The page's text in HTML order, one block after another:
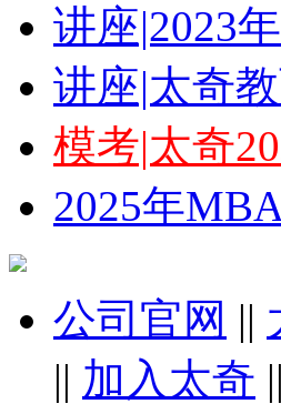
讲座|2023
讲座|太奇
模考|太奇
2025年
公司官网 ||
|| 加入太奇 ||